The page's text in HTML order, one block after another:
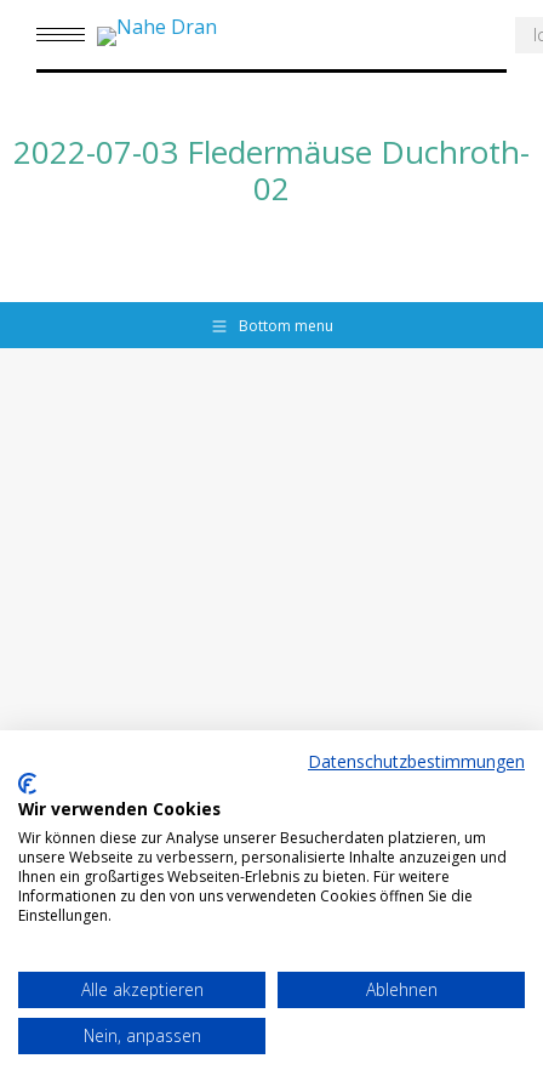
2022-07-03 Fledermäuse Duchroth-
02
Bottom menu
Datenschutzbestimmungen
Wir verwenden Cookies
Wir können diese zur Analyse unserer Besucherdaten platzieren, um
unsere Webseite zu verbessern, personalisierte Inhalte anzuzeigen und
Ihnen ein großartiges Webseiten-Erlebnis zu bieten. Für weitere
Informationen zu den von uns verwendeten Cookies öffnen Sie die
Einstellungen.
Alle akzeptieren
Ablehnen
Nein, anpassen